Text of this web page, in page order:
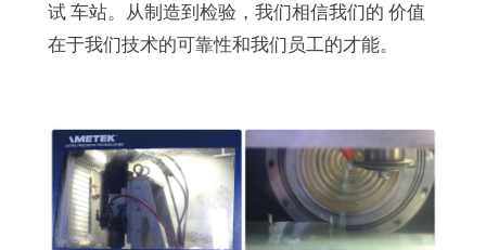
试 车站。从制造到检验，我们相信我们的 价值
在于我们技术的可靠性和我们员工的才能。